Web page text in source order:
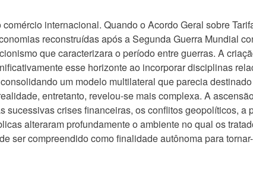
internacional. Quando o Acordo Geral sobre
reconstruídas após a Segunda Guerra Mundial
que caracterizara o período entre guerras. A
esse horizonte ao incorporar disciplinas
um modelo multilateral que parecia
entretanto, revelou-se mais complexa. A
sucessivas crises financeiras, os conflitos geopolíticos, a
alteraram profundamente o ambiente no qual os
ser compreendido como finalidade autônoma para